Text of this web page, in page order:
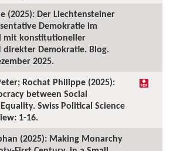
(2025): Der Liechtensteiner
Demokratie im
mit konstitutioneller
direkter Demokratie. Blog.
2025.
Rochat Philippe (2025):
between Social
Swiss Political Science
1-16.
(2025): Making Monarchy